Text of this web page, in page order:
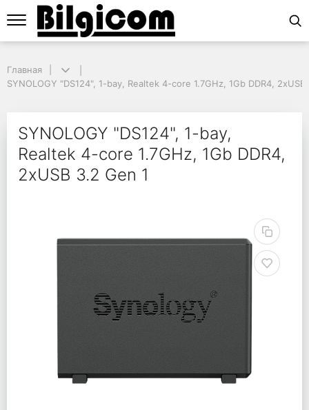
SYNOLOGY "DS124", 1-bay, Realtek 4-core 1.7GHz, 1Gb DDR4, 2xUSB
SYNOLOGY "DS124",
Главная
SYNOLOGY "DS124", 1-bay, Realtek 4-core 1.7GHz, 1Gb DDR4,
SYNOLOGY "DS124", 1-bay,
Realtek 4-core 1.7GHz, 1Gb DDR4,
2xUSB 3.2 Gen 1